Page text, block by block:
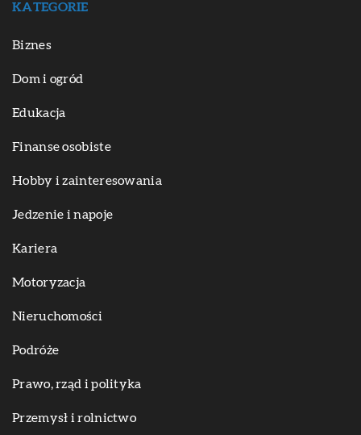
KATEGORIE
Biznes
Dom i ogród
Edukacja
Finanse osobiste
Hobby i zainteresowania
Jedzenie i napoje
Kariera
Motoryzacja
Nieruchomości
Podróże
Prawo, rząd i polityka
Przemysł i rolnictwo